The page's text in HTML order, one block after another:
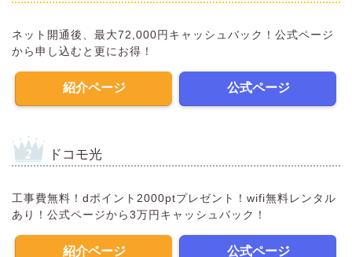
ネット開通後、最大72,000円キャッシュバック！公式ページ
から申し込むと更にお得！
紹介ページ 公式ページ
ドコモ光
工事費無料！dポイント2000ptプレゼント！wifi無料レンタル
あり！公式ページから3万円キャッシュバック！
紹介ページ 公式ページ